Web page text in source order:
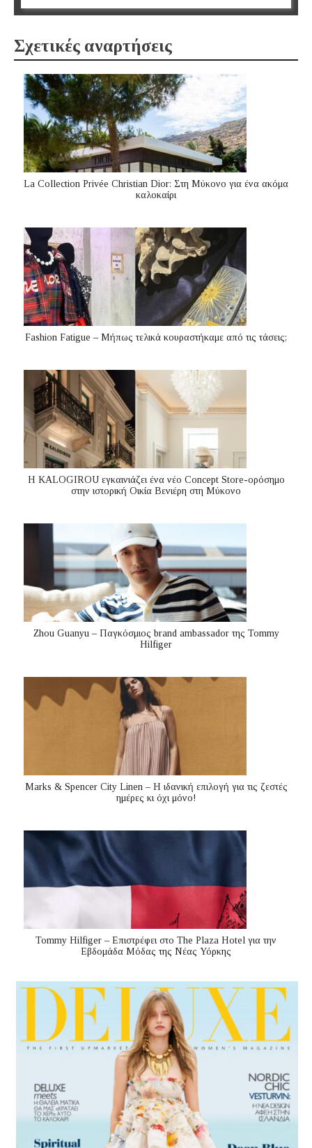
Σχετικές αναρτήσεις
La Collection Privée Christian Dior: Στη Μύκονο για ένα ακόμα
καλοκαίρι
Fashion Fatigue – Μήπως τελικά κουραστήκαμε από τις τάσεις;
Η KALOGIROU εγκαινιάζει ένα νέο Concept Store-ορόσημο
στην ιστορική Οικία Βενιέρη στη Μύκονο
Zhou Guanyu – Παγκόσμιος brand ambassador της Tommy
Hilfiger
Marks & Spencer City Linen – Η ιδανική επιλογή για τις ζεστές
ημέρες κι όχι μόνο!
Tommy Hilfiger – Επιστρέφει στο The Plaza Hotel για την
Εβδομάδα Μόδας της Νέας Υόρκης